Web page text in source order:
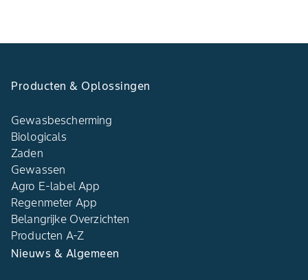
Producten & Oplossingen
Gewasbescherming
Biologicals
Zaden
Gewassen
Agro E-label App
Regenmeter App
Belangrijke Overzichten
Producten A-Z
Nieuws & Algemeen